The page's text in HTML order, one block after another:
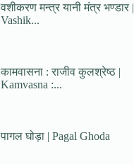
वशीकरण मन्त्र यानी मंत्र भण्डार |
Vashik...
कामवासना : राजीव कुलश्रेष्ठ |
Kamvasna :...
पागल घोड़ा | Pagal Ghoda